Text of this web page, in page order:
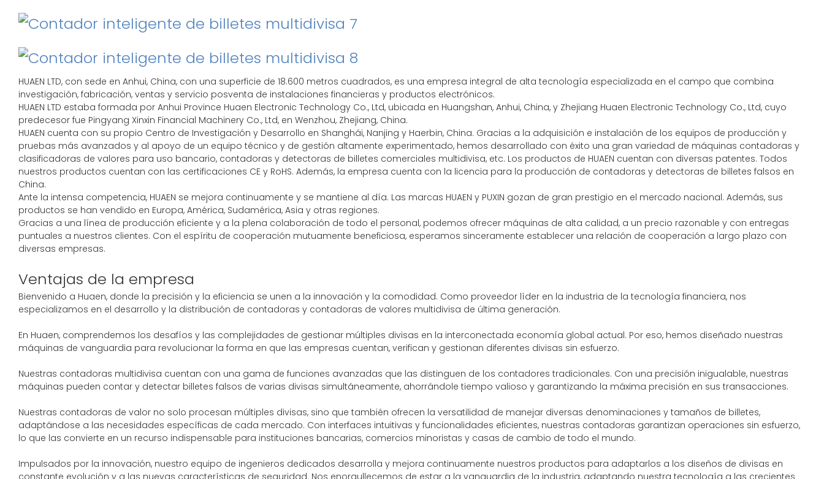
HUAEN LTD, con sede en Anhui, China, con una superficie de 18.600 metros cuadrados, es una empresa integral de alta tecnología especializada en el campo que combina
investigación, fabricación, ventas y servicio posventa de instalaciones financieras y productos electrónicos.
HUAEN LTD estaba formada por Anhui Province Huaen Electronic Technology Co., Ltd, ubicada en Huangshan, Anhui, China, y Zhejiang Huaen Electronic Technology Co., Ltd, cuyo
predecesor fue Pingyang Xinxin Financial Machinery Co., Ltd, en Wenzhou, Zhejiang, China.
HUAEN cuenta con su propio Centro de Investigación y Desarrollo en Shanghái, Nanjing y Haerbin, China. Gracias a la adquisición e instalación de los equipos de producción y
pruebas más avanzados y al apoyo de un equipo técnico y de gestión altamente experimentado, hemos desarrollado con éxito una gran variedad de máquinas contadoras y
clasificadoras de valores para uso bancario, contadoras y detectoras de billetes comerciales multidivisa, etc. Los productos de HUAEN cuentan con diversas patentes. Todos
nuestros productos cuentan con las certificaciones CE y RoHS. Además, la empresa cuenta con la licencia para la producción de contadoras y detectoras de billetes falsos en
China.
Ante la intensa competencia, HUAEN se mejora continuamente y se mantiene al día. Las marcas HUAEN y PUXIN gozan de gran prestigio en el mercado nacional. Además, sus
productos se han vendido en Europa, América, Sudamérica, Asia y otras regiones.
Gracias a una línea de producción eficiente y a la plena colaboración de todo el personal, podemos ofrecer máquinas de alta calidad, a un precio razonable y con entregas
puntuales a nuestros clientes. Con el espíritu de cooperación mutuamente beneficiosa, esperamos sinceramente establecer una relación de cooperación a largo plazo con
diversas empresas.
Ventajas de la empresa
Bienvenido a Huaen, donde la precisión y la eficiencia se unen a la innovación y la comodidad. Como proveedor líder en la industria de la tecnología financiera, nos
especializamos en el desarrollo y la distribución de contadoras y contadoras de valores multidivisa de última generación.
En Huaen, comprendemos los desafíos y las complejidades de gestionar múltiples divisas en la interconectada economía global actual. Por eso, hemos diseñado nuestras
máquinas de vanguardia para revolucionar la forma en que las empresas cuentan, verifican y gestionan diferentes divisas sin esfuerzo.
Nuestras contadoras multidivisa cuentan con una gama de funciones avanzadas que las distinguen de los contadores tradicionales. Con una precisión inigualable, nuestras
máquinas pueden contar y detectar billetes falsos de varias divisas simultáneamente, ahorrándole tiempo valioso y garantizando la máxima precisión en sus transacciones.
Nuestras contadoras de valor no solo procesan múltiples divisas, sino que también ofrecen la versatilidad de manejar diversas denominaciones y tamaños de billetes,
adaptándose a las necesidades específicas de cada mercado. Con interfaces intuitivas y funcionalidades eficientes, nuestras contadoras garantizan operaciones sin esfuerzo,
lo que las convierte en un recurso indispensable para instituciones bancarias, comercios minoristas y casas de cambio de todo el mundo.
Impulsados ​​por la innovación, nuestro equipo de ingenieros dedicados desarrolla y mejora continuamente nuestros productos para adaptarlos a los diseños de divisas en
constante evolución y a las nuevas características de seguridad. Nos enorgullecemos de estar a la vanguardia de la industria, adaptando nuestra tecnología a las crecientes